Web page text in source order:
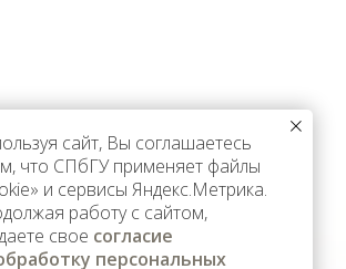
сайт, Вы соглашаетесь
что СПбГУ применяет файлы
и сервисы Яндекс.Метрика.
работу с сайтом,
свое согласие
персональных